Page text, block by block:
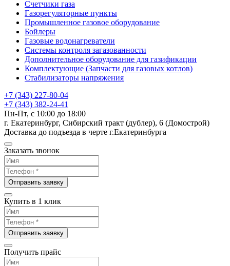
Счетчики газа
Газорегуляторные пункты
Промышленное газовое оборудование
Бойлеры
Газовые водонагреватели
Системы контроля загазованности
Дополнительное оборудование для газификации
Комплектующие (Запчасти для газовых котлов)
Стабилизаторы напряжения
+7 (343) 227-80-04
+7 (343) 382-24-41
Пн-Пт, с 10:00 до 18:00
г. Екатеринбург, Сибирский тракт (дублер), 6 (Домострой)
Доставка до подъезда в черте г.Екатеринбурга
Заказать звонок
Отправить заявку
Купить в 1 клик
Отправить заявку
Получить прайс